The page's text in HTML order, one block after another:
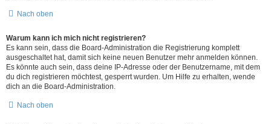
Nach oben
Warum kann ich mich nicht registrieren?
Es kann sein, dass die Board-Administration die Registrierung komplett
ausgeschaltet hat, damit sich keine neuen Benutzer mehr anmelden können.
Es könnte auch sein, dass deine IP-Adresse oder der Benutzername, mit dem
du dich registrieren möchtest, gesperrt wurden. Um Hilfe zu erhalten, wende
dich an die Board-Administration.
Nach oben